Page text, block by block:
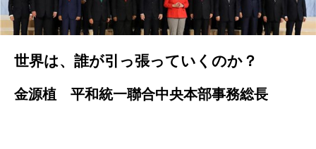
世界は、誰が引っ張っていくのか？
金源植 平和統一聯合中央本部事務総長